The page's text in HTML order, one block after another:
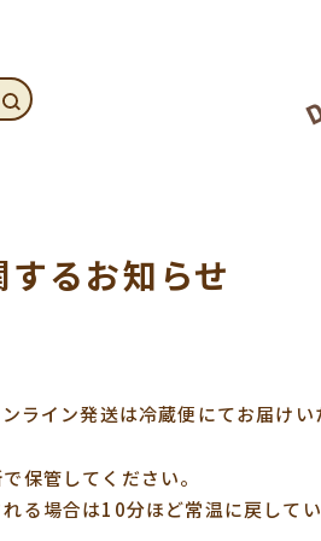
るお知らせ
ライン発送は冷蔵便にてお届けい
保管してください。
る場合は10分ほど常温に戻して